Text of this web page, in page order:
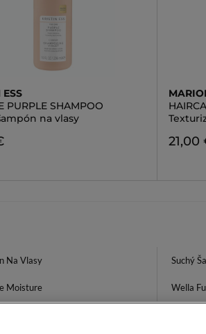
ESS
PURPLE SHAMPOO
na vlasy
21,00
Na Vlasy Suchý
Moisture Wella